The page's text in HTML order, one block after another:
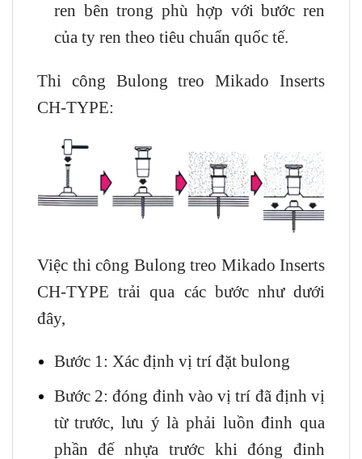
ren bên trong phù hợp với bước ren
của ty ren theo tiêu chuẩn quốc tế.
Thi công Bulong treo Mikado Inserts
CH-TYPE:
Việc thi công Bulong treo Mikado Inserts
CH-TYPE trải qua các bước như dưới
đây,
Bước 1: Xác định vị trí đặt bulong
Bước 2: đóng đinh vào vị trí đã định vị
từ trước, lưu ý là phải luồn đinh qua
phần đế nhựa trước khi đóng đinh